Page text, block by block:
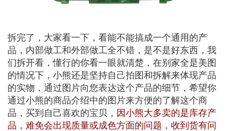
拆完了，大家看一下，看能不能搞成一个通用的产
品，内部做工和外部做工全不错，是不是好东西，我
们拆开看，懂行的你看一眼就清楚，在别家全是美图
的情况下，小熊还是坚持自己拍图和拆解来体现产品
的实物，通过图片向您表达这个产品的细节，希望你
通过小熊的商品介绍中的图片来方便的了解这个商
品，买到自己喜欢的宝贝， 因小熊大多卖的是库存产
品，难免会出现质量或成色方面的问题，收到货有问